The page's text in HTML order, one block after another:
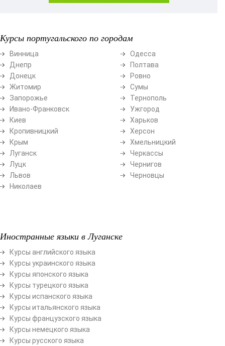
Курсы португальского по городам
Винница
Днепр
Донецк
Житомир
Запорожье
Ивано-Франковск
Киев
Кропивницкий
Крым
Луганск
Луцк
Львов
Николаев
Одесса
Полтава
Ровно
Сумы
Тернополь
Ужгород
Харьков
Херсон
Хмельницкий
Черкассы
Чернигов
Черновцы
Иностранные языки в Луганске
Курсы английского языка
Курсы украинского языка
Курсы японского языка
Курсы турецкого языка
Курсы испанского языка
Курсы итальянского языка
Курсы французского языка
Курсы немецкого языка
Курсы русского языка